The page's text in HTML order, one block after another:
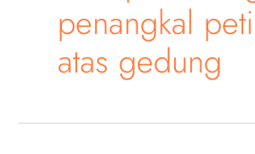
penangkal
atas gedung